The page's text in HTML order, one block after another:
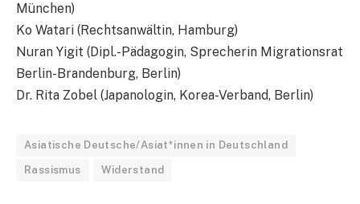
München)
Ko Watari (Rechtsanwältin, Hamburg)
Nuran Yigit (Dipl.-Pädagogin, Sprecherin Migrationsrat
Berlin-Brandenburg, Berlin)
Dr. Rita Zobel (Japanologin, Korea-Verband, Berlin)
Asiatische Deutsche/Asiat*innen in Deutschland
Rassismus Widerstand